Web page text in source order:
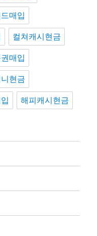
매입
컬쳐캐시현금
매입
현금
해피캐시현금